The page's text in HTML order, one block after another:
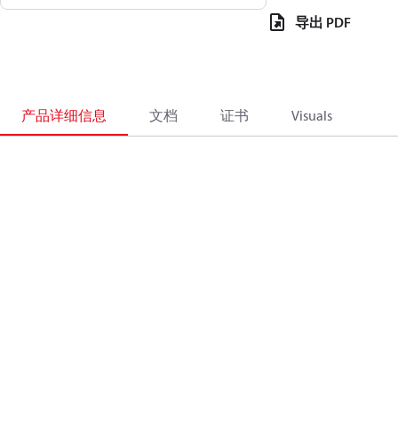
导出 PDF
产品详细信息 文档 证书 Visuals